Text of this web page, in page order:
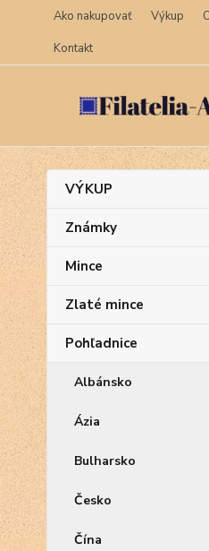
Ako nakupovať Výkup
Kontakt
VÝKUP
Známky
Mince
Zlaté mince
Pohľadnice
Albánsko
Ázia
Bulharsko
Česko
Čína